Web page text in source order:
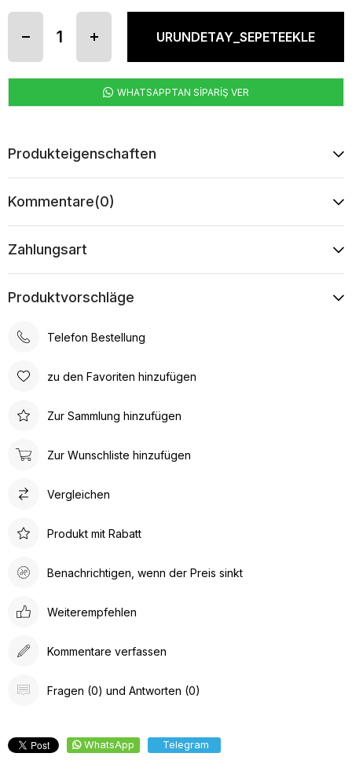
WHATSAPPTAN SİPARİŞ VER
Produkteigenschaften
Kommentare(0)
Zahlungsart
Produktvorschläge
Telefon Bestellung
zu den Favoriten hinzufügen
Zur Sammlung hinzufügen
Zur Wunschliste hinzufügen
Vergleichen
Produkt mit Rabatt
Benachrichtigen, wenn der Preis sinkt
Weiterempfehlen
Kommentare verfassen
Fragen (0) und Antworten (0)
WhatsApp Telegram